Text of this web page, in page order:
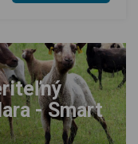
- Smart